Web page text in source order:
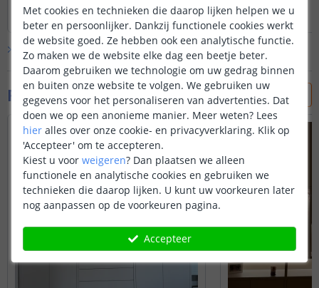
Lees hele review
Rob Oude Elferink 19 maart 2026
Lees hele review
| 27 januari 2026
Bekijk alle 34 reviews
Foto's van klanten
Met cookies en technieken die daarop lijken helpen we u
beter en persoonlijker. Dankzij functionele cookies werkt
de website goed. Ze hebben ook een analytische functie.
Zo maken we de website elke dag een beetje beter.
Daarom gebruiken we technologie om uw gedrag binnen
en buiten onze website te volgen. We gebruiken uw
gegevens voor het personaliseren van advertenties. Dat
doen we op een anonieme manier. Meer weten? Lees
hier alles over onze cookie- en privacyverklaring. Klik op
'Accepteer' om te accepteren.
Kiest u voor weigeren? Dan plaatsen we alleen
functionele en analytische cookies en gebruiken we
technieken die daarop lijken. U kunt uw voorkeuren later
nog aanpassen op de voorkeuren pagina.
Accepteer